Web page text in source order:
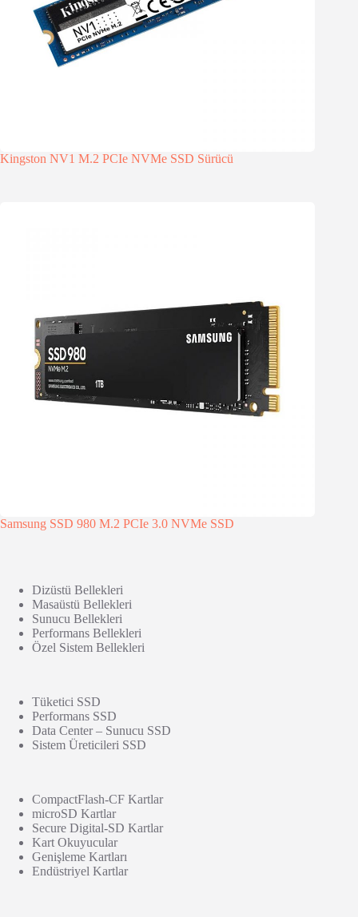
Kingston NV1 M.2 PCIe NVMe SSD Sürücü
Samsung SSD 980 M.2 PCIe 3.0 NVMe SSD
Dizüstü Bellekleri
Masaüstü Bellekleri
Sunucu Bellekleri
Performans Bellekleri
Özel Sistem Bellekleri
Tüketici SSD
Performans SSD
Data Center – Sunucu SSD
Sistem Üreticileri SSD
CompactFlash-CF Kartlar
microSD Kartlar
Secure Digital-SD Kartlar
Kart Okuyucular
Genişleme Kartları
Endüstriyel Kartlar